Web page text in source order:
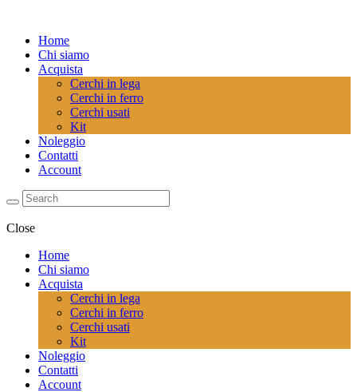
Home
Chi siamo
Acquista
Cerchi in lega
Cerchi in ferro
Cerchi usati
Kit
Noleggio
Contatti
Account
Close
Home
Chi siamo
Acquista
Cerchi in lega
Cerchi in ferro
Cerchi usati
Kit
Noleggio
Contatti
Account